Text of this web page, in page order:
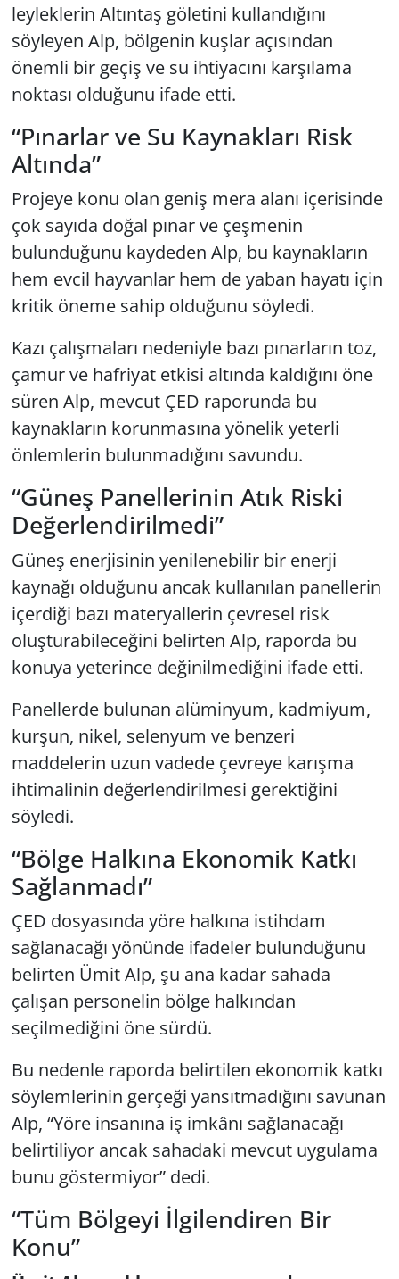
leyleklerin Altıntaş göletini kullandığını
söyleyen Alp, bölgenin kuşlar açısından
önemli bir geçiş ve su ihtiyacını karşılama
noktası olduğunu ifade etti.
“Pınarlar ve Su Kaynakları Risk
Altında”
Projeye konu olan geniş mera alanı içerisinde
çok sayıda doğal pınar ve çeşmenin
bulunduğunu kaydeden Alp, bu kaynakların
hem evcil hayvanlar hem de yaban hayatı için
kritik öneme sahip olduğunu söyledi.
Kazı çalışmaları nedeniyle bazı pınarların toz,
çamur ve hafriyat etkisi altında kaldığını öne
süren Alp, mevcut ÇED raporunda bu
kaynakların korunmasına yönelik yeterli
önlemlerin bulunmadığını savundu.
“Güneş Panellerinin Atık Riski
Değerlendirilmedi”
Güneş enerjisinin yenilenebilir bir enerji
kaynağı olduğunu ancak kullanılan panellerin
içerdiği bazı materyallerin çevresel risk
oluşturabileceğini belirten Alp, raporda bu
konuya yeterince değinilmediğini ifade etti.
Panellerde bulunan alüminyum, kadmiyum,
kurşun, nikel, selenyum ve benzeri
maddelerin uzun vadede çevreye karışma
ihtimalinin değerlendirilmesi gerektiğini
söyledi.
“Bölge Halkına Ekonomik Katkı
Sağlanmadı”
ÇED dosyasında yöre halkına istihdam
sağlanacağı yönünde ifadeler bulunduğunu
belirten Ümit Alp, şu ana kadar sahada
çalışan personelin bölge halkından
seçilmediğini öne sürdü.
Bu nedenle raporda belirtilen ekonomik katkı
söylemlerinin gerçeği yansıtmadığını savunan
Alp, “Yöre insanına iş imkânı sağlanacağı
belirtiliyor ancak sahadaki mevcut uygulama
bunu göstermiyor” dedi.
“Tüm Bölgeyi İlgilendiren Bir
Konu”